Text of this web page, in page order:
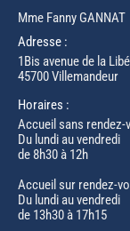
Mme Fanny GANNAT
Adresse :
1Bis avenue de la
45700 Villemandeur
Horaires :
Accueil sans rendez-
Du lundi au vendredi
de 8h30 à 12h
Accueil sur rendez-
Du lundi au vendredi
de 13h30 à 17h15